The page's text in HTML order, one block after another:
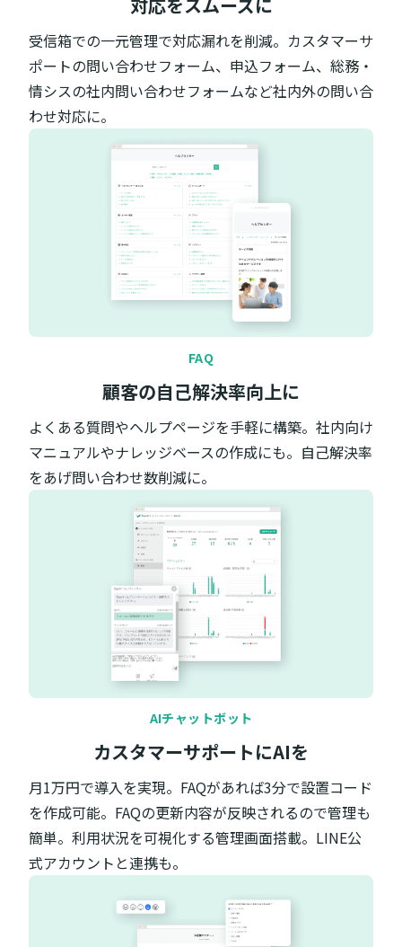
受信箱での一元管理で対応漏れを削減。カスタマーサ
ポートの問い合わせフォーム、申込フォーム、総務・
情シスの社内問い合わせフォームなど社内外の問い合
わせ対応に。
FAQ
顧客の自己解決率向上に
よくある質問やヘルプページを手軽に構築。社内向け
マニュアルやナレッジベースの作成にも。自己解決率
をあげ問い合わせ数削減に。
AIチャットボット
カスタマーサポートにAIを
月1万円で導入を実現。FAQがあれば3分で設置コード
を作成可能。FAQの更新内容が反映されるので管理も
簡単。利用状況を可視化する管理画面搭載。LINE公
式アカウントと連携も。